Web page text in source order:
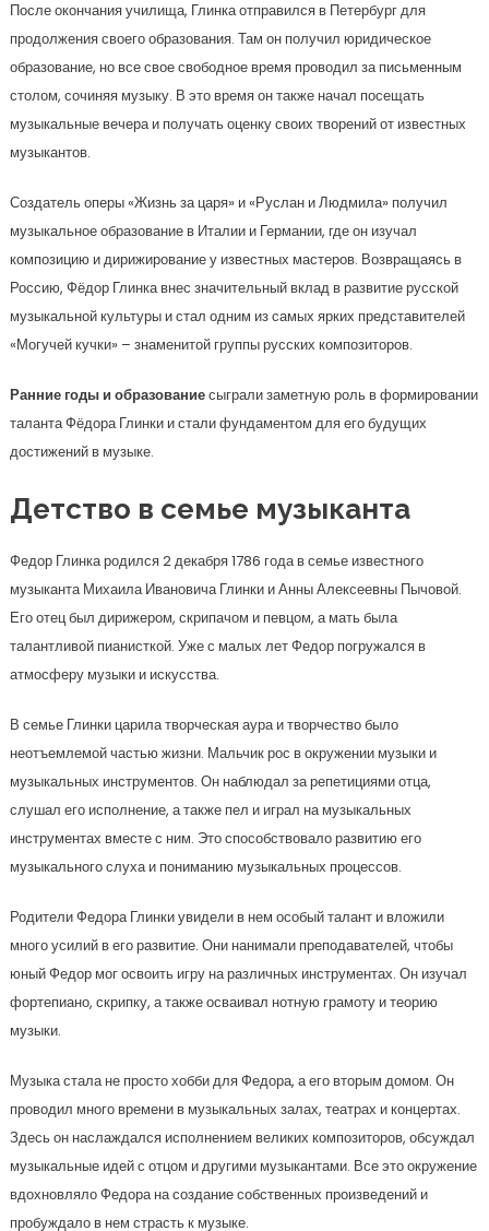
После окончания училища, Глинка отправился в Петербург для
продолжения своего образования. Там он получил юридическое
образование, но все свое свободное время проводил за письменным
столом, сочиняя музыку. В это время он также начал посещать
музыкальные вечера и получать оценку своих творений от известных
музыкантов.
Создатель оперы «Жизнь за царя» и «Руслан и Людмила» получил
музыкальное образование в Италии и Германии, где он изучал
композицию и дирижирование у известных мастеров. Возвращаясь в
Россию, Фёдор Глинка внес значительный вклад в развитие русской
музыкальной культуры и стал одним из самых ярких представителей
«Могучей кучки» – знаменитой группы русских композиторов.
Ранние годы и образованиесыграли заметную роль в формировании
таланта Фёдора Глинки и стали фундаментом для его будущих
достижений в музыке.
Детство в семье музыканта
Федор Глинка родился 2 декабря 1786 года в семье известного
музыканта Михаила Ивановича Глинки и Анны Алексеевны Пычовой.
Его отец был дирижером, скрипачом и певцом, а мать была
талантливой пианисткой. Уже с малых лет Федор погружался в
атмосферу музыки и искусства.
В семье Глинки царила творческая аура и творчество было
неотъемлемой частью жизни. Мальчик рос в окружении музыки и
музыкальных инструментов. Он наблюдал за репетициями отца,
слушал его исполнение, а также пел и играл на музыкальных
инструментах вместе с ним. Это способствовало развитию его
музыкального слуха и пониманию музыкальных процессов.
Родители Федора Глинки увидели в нем особый талант и вложили
много усилий в его развитие. Они нанимали преподавателей, чтобы
юный Федор мог освоить игру на различных инструментах. Он изучал
фортепиано, скрипку, а также осваивал нотную грамоту и теорию
музыки.
Музыка стала не просто хобби для Федора, а его вторым домом. Он
проводил много времени в музыкальных залах, театрах и концертах.
Здесь он наслаждался исполнением великих композиторов, обсуждал
музыкальные идей с отцом и другими музыкантами. Все это окружение
вдохновляло Федора на создание собственных произведений и
пробуждало в нем страсть к музыке.